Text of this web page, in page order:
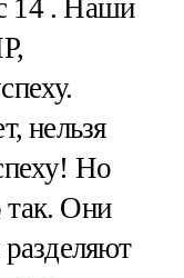
14 . Наши
нельзя
Но
так. Они
разделяют